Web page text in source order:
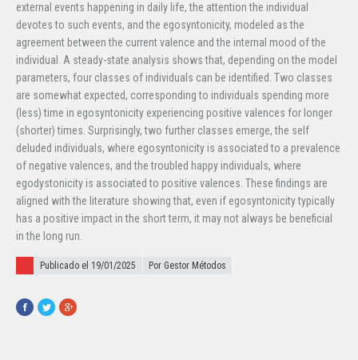
external events happening in daily life, the attention the individual
devotes to such events, and the egosyntonicity, modeled as the
agreement between the current valence and the internal mood of the
individual. A steady-state analysis shows that, depending on the model
parameters, four classes of individuals can be identified. Two classes
are somewhat expected, corresponding to individuals spending more
(less) time in egosyntonicity experiencing positive valences for longer
(shorter) times. Surprisingly, two further classes emerge, the self
deluded individuals, where egosyntonicity is associated to a prevalence
of negative valences, and the troubled happy individuals, where
egodystonicity is associated to positive valences. These findings are
aligned with the literature showing that, even if egosyntonicity typically
has a positive impact in the short term, it may not always be beneficial
in the long run.
Publicado el
Publicado el 19/01/2025 Por Gestor Métodos
Facebook
TwitterGoogle+